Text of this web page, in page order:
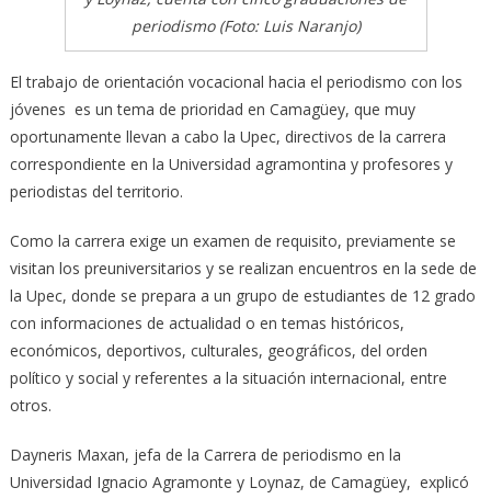
periodismo (Foto: Luis Naranjo)
El trabajo de orientación vocacional hacia el periodismo con los
jóvenes es un tema de prioridad en Camagüey, que muy
oportunamente llevan a cabo la Upec, directivos de la carrera
correspondiente en la Universidad agramontina y profesores y
periodistas del territorio.
Como la carrera exige un examen de requisito, previamente se
visitan los preuniversitarios y se realizan encuentros en la sede de
la Upec, donde se prepara a un grupo de estudiantes de 12 grado
con informaciones de actualidad o en temas históricos,
económicos, deportivos, culturales, geográficos, del orden
político y social y referentes a la situación internacional, entre
otros.
Dayneris Maxan, jefa de la Carrera de periodismo en la
Universidad Ignacio Agramonte y Loynaz, de Camagüey, explicó